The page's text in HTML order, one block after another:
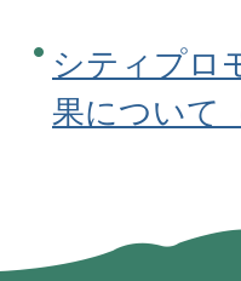
シティプロ
果について